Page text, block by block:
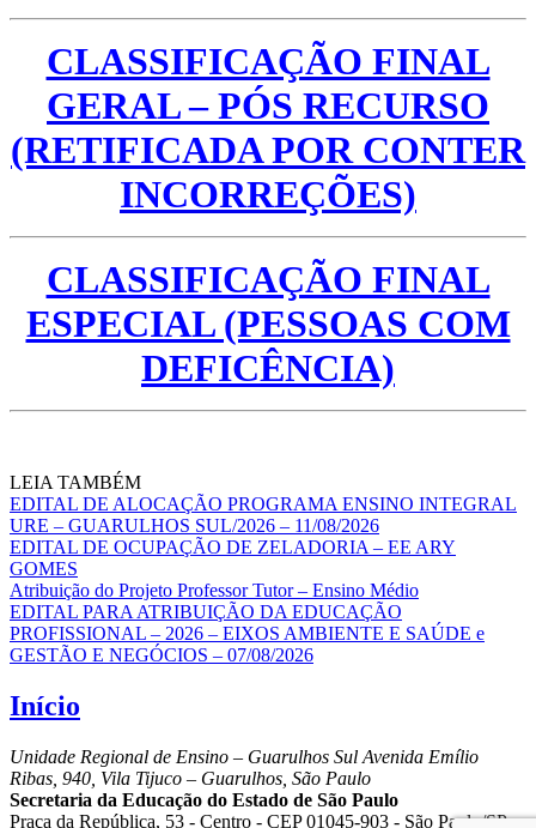
CLASSIFICAÇÃO FINAL
GERAL – PÓS RECURSO
(RETIFICADA POR CONTER
INCORREÇÕES)
CLASSIFICAÇÃO FINAL
ESPECIAL (PESSOAS COM
DEFICÊNCIA)
LEIA TAMBÉM
EDITAL DE ALOCAÇÃO PROGRAMA ENSINO INTEGRAL
URE – GUARULHOS SUL/2026 – 11/08/2026
EDITAL DE OCUPAÇÃO DE ZELADORIA – EE ARY
GOMES
Atribuição do Projeto Professor Tutor – Ensino Médio
EDITAL PARA ATRIBUIÇÃO DA EDUCAÇÃO
PROFISSIONAL – 2026 – EIXOS AMBIENTE E SAÚDE e
GESTÃO E NEGÓCIOS – 07/08/2026
Início
Unidade Regional de Ensino – Guarulhos Sul Avenida Emílio
Ribas, 940, Vila Tijuco – Guarulhos, São Paulo
Secretaria da Educação do Estado de São Paulo
Praça da República, 53 - Centro - CEP 01045-903 - São Paulo/SP -